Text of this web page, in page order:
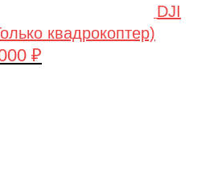
DJI
квадрокоптер)
₽